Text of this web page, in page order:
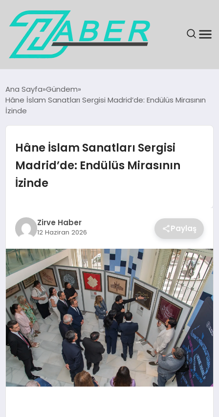
GÜNDEM
EĞITIM
SAĞLIK
SPOR
TEKNOLOJI
Ana Sayfa Gündem
Hâne İslam Sanatları Sergisi Madrid’de: Endülüs Mirasının
İzinde
Hâne İslam Sanatları Sergisi
Madrid’de: Endülüs Mirasının
İzinde
Zirve Haber
12 Haziran 2026 Paylaş